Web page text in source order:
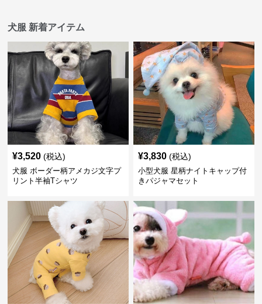
犬服 新着アイテム
¥3,520 (税込)
犬服 ボーダー柄アメカジ文字プ
リント半袖Tシャツ
¥3,830 (税込)
小型犬服 星柄ナイトキャップ付
きパジャマセット